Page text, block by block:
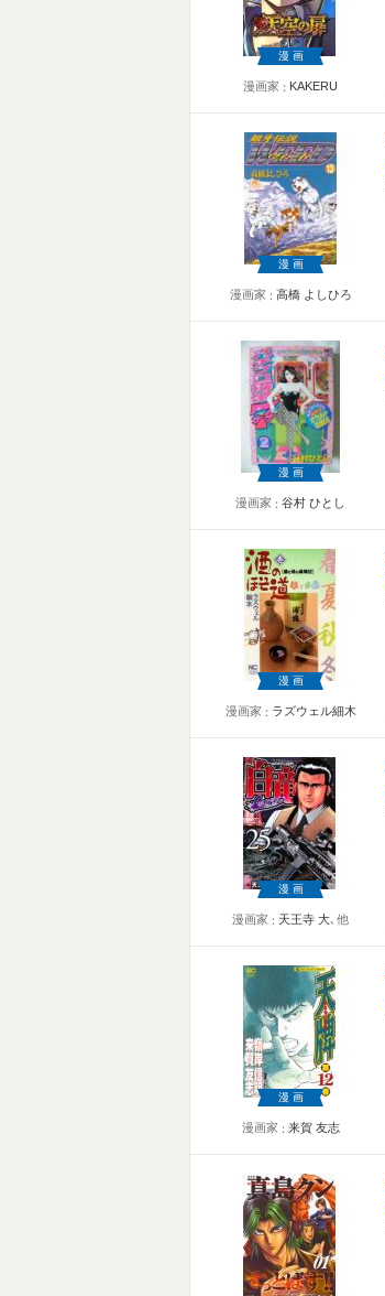
漫画
漫画家 KAKERU
漫画
漫画家 高橋 よしひろ
漫画
漫画家 谷村 ひとし
漫画
漫画家 ラズウェル細木
漫画
漫画家 天王寺 大､他
漫画
漫画家 来賀 友志